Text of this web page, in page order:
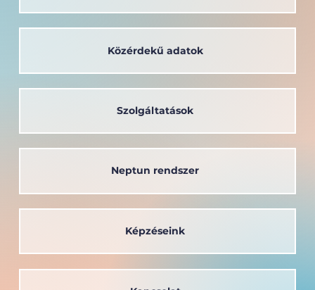
Neptun rendszer
Szolgáltatások
Közérdekű adatok
Képzéseink